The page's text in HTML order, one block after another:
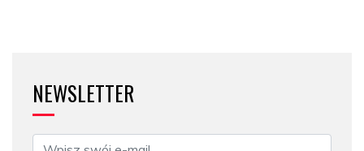
NEWSLETTER